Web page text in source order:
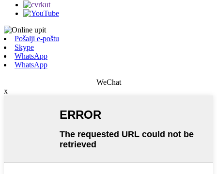
Pošalji e-poštu
Skype
WhatsApp
WhatsApp
WeChat
x